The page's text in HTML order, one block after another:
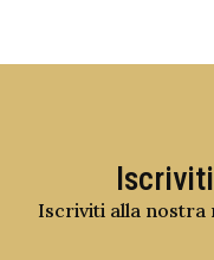
Iscriviti alla